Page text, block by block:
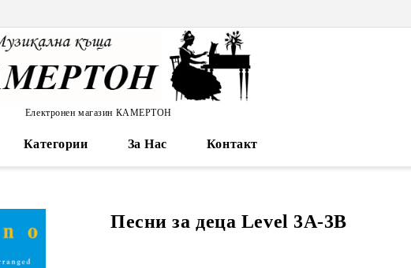
Електронен магазин КАМЕРТОН
Категории За Нас Контакт
Песни за деца Level 3A-3B